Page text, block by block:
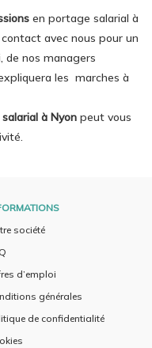
en portage salarial à
avec nous pour un
nos managers
les marches à
à Nyon peut vous
société
d’emploi
générales
de confidentialité